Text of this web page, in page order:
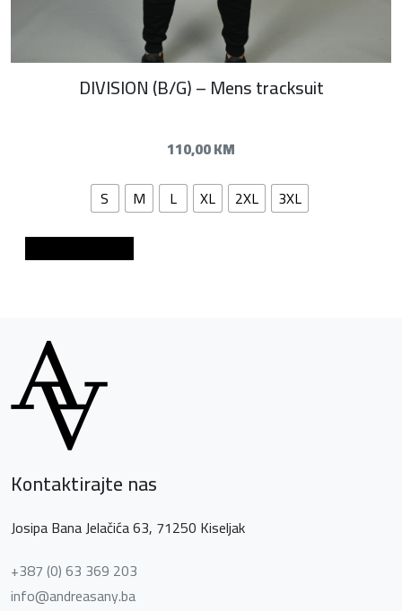
DIVISION (B/G) – Mens tracksuit
110,00KM
S
M L XL 2XL
3XL
Kontaktirajte nas
Josipa Bana Jelačića 63, 71250 Kiseljak
+387 (0) 63 369 203
info@andreasany.ba